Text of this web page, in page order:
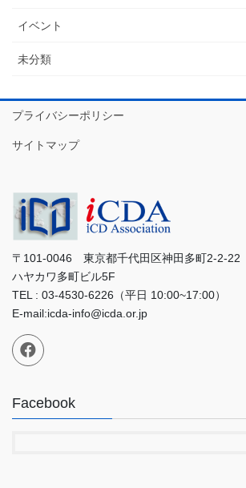
イベント
未分類
プライバシーポリシー
サイトマップ
〒101-0046 東京都千代田区神田多町2-2-22
ハヤカワ多町ビル5F
TEL : 03-4530-6226（平日 10:00~17:00）
E-mail:icda-info@icda.or.jp
Facebook